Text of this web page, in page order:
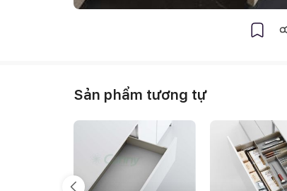
Sản phẩm tương tự